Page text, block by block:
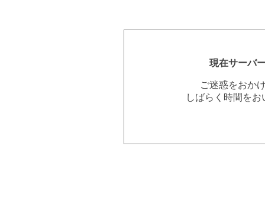
現在サーバ
ご迷惑をおか
しばらく時間を